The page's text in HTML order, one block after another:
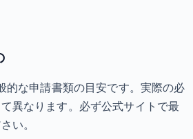
的な申請書類の目安です。実際の必
異なります。必ず公式サイトで最
い。